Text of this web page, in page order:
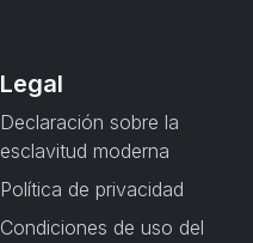
Legal
Declaración sobre la
esclavitud moderna
Política de privacidad
Condiciones de uso del